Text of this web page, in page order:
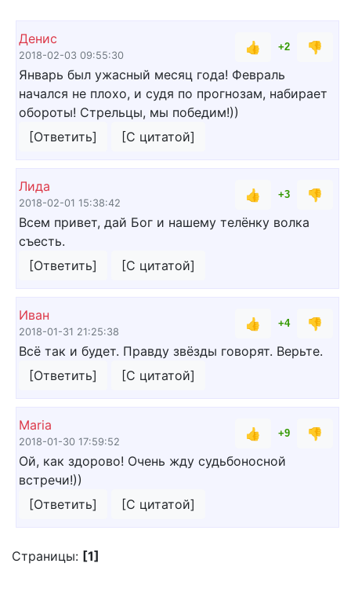
Денис
2018-02-03 09:55:30
👍 +2
👎
Январь был ужасный месяц года! Февраль
начался не плохо, и судя по прогнозам, набирает
обороты! Стрельцы, мы победим!))
[Ответить]
[С цитатой]
Лида
2018-02-01 15:38:42
👍 +3
👎
Всем привет, дай Бог и нашему телёнку волка
съесть.
[Ответить]
[С цитатой]
Иван
2018-01-31 21:25:38
👍 +4
👎
Всё так и будет. Правду звёзды говорят. Верьте.
[Ответить]
[С цитатой]
Maria
2018-01-30 17:59:52
👍 +9
👎
Ой, как здорово! Очень жду судьбоносной
встречи!))
[Ответить]
[С цитатой]
Страницы: [1]